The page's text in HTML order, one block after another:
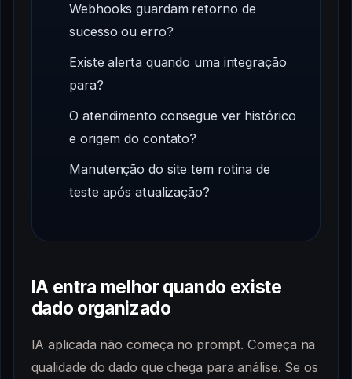
Webhooks guardam retorno de
sucesso ou erro?
Existe alerta quando uma integração
para?
O atendimento consegue ver histórico
e origem do contato?
Manutenção do site tem rotina de
teste após atualização?
IA entra melhor quando existe
dado organizado
IA aplicada não começa no prompt. Começa na
qualidade do dado que chega para análise. Se os